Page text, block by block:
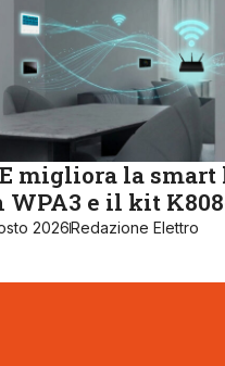
migliora la smart
WPA3 e il kit
2026Redazione Elettro